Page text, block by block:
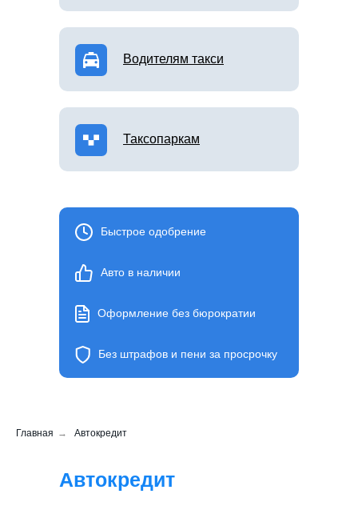
Водителям такси
Таксопаркам
Быстрое одобрение
Оформление без бюрократии
Авто в наличии
Без штрафов и пени за просрочку
Главная → Автокредит
Автокредит